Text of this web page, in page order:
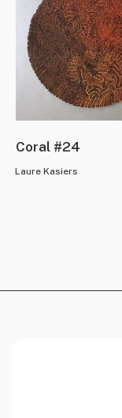
Coral #24
Laure Kasiers